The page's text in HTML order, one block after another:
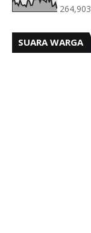
264,903
SUARA WARGA